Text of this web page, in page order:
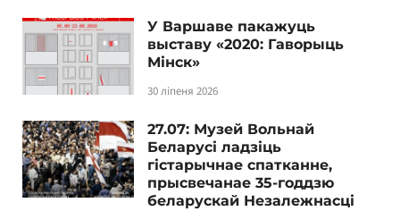
У Варшаве пакажуць
выставу «2020: Гаворыць
Мінск»
30 ліпеня 2026
27.07: Музей Вольнай
Беларусі ладзіць
гістарычнае спатканне,
прысвечанае 35-годдзю
беларускай Незалежнасці